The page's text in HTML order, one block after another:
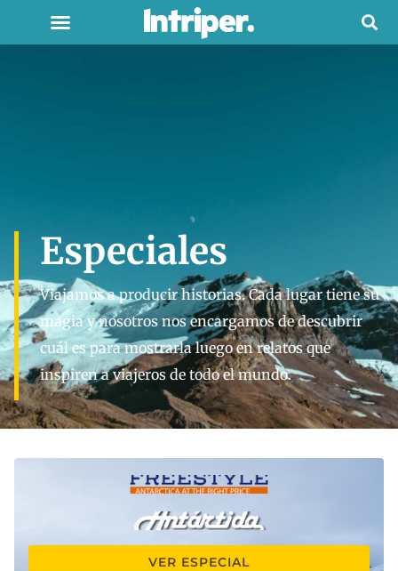
Especiales
Viajamos a producir historias. Cada lugar tiene su
magia y nosotros nos encargamos de descubrir
cuál es para mostrarla luego en relatos que
inspiren a viajeros de todo el mundo.
VER ESPECIAL